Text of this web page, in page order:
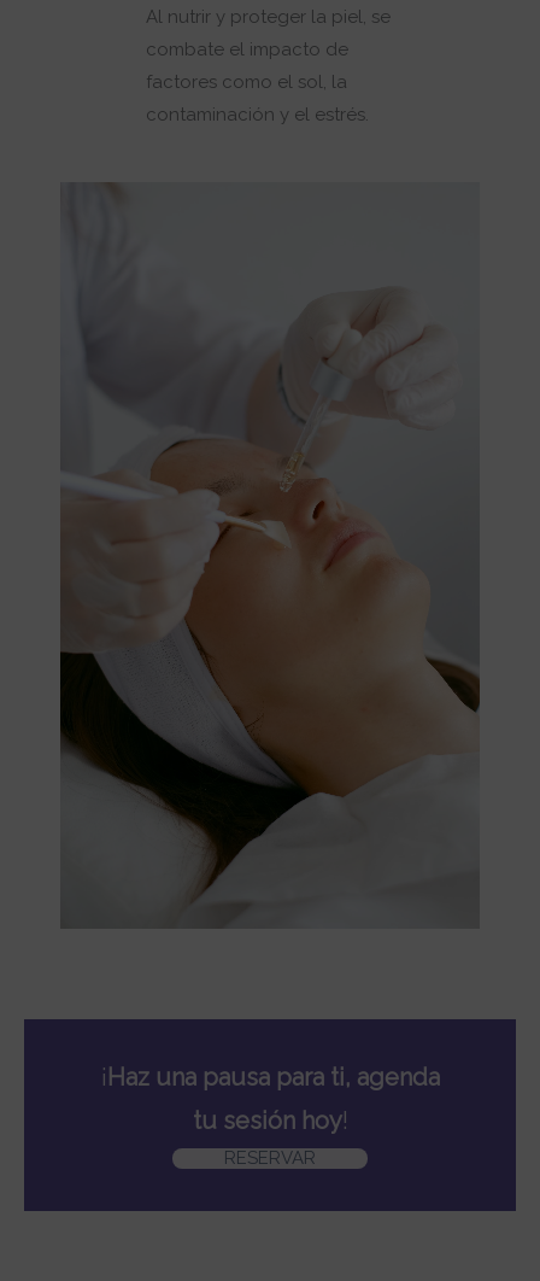
Al nutrir y proteger la piel, se
combate el impacto de
factores como el sol, la
contaminación y el estrés.
¡ Haz una pausa para ti, agenda
tu sesión hoy!
RESERVAR